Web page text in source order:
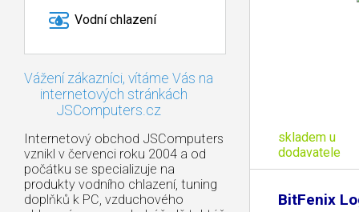
Vodní chlazení
Vážení zákazníci, vítáme Vás na
internetových stránkách
JSComputers.cz
Internetový obchod JSComputers
vznikl v červenci roku 2004 a od
počátku se specializuje na
produkty vodního chlazení, tuning
doplňků k PC, vzduchového
skladem u
dodavatele
BitFenix